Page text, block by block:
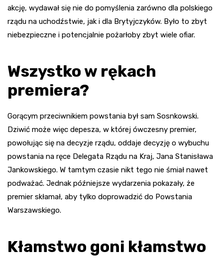
akcję, wydawał się nie do pomyślenia zarówno dla polskiego
rządu na uchodźstwie, jak i dla Brytyjczyków. Było to zbyt
niebezpieczne i potencjalnie pożarłoby zbyt wiele ofiar.
Wszystko w rękach
premiera?
Gorącym przeciwnikiem powstania był sam Sosnkowski.
Dziwić może więc depesza, w której ówczesny premier,
powołując się na decyzje rządu, oddaje decyzję o wybuchu
powstania na ręce Delegata Rządu na Kraj, Jana Stanisława
Jankowskiego. W tamtym czasie nikt tego nie śmiał nawet
podważać. Jednak późniejsze wydarzenia pokazały, że
premier skłamał, aby tylko doprowadzić do Powstania
Warszawskiego.
Kłamstwo goni kłamstwo